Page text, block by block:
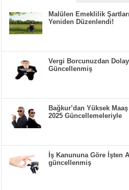
Malülen Emeklilik
Yeniden Düzenlendi!
Vergi Borcunuzdan
Güncellenmiş
Bağkur’dan Yüksek
2025 Güncellemeleriyle
İş Kanununa Göre İşten
güncellenmiş